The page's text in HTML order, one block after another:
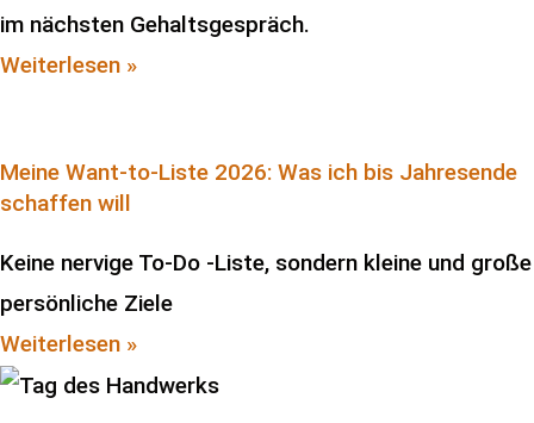
im nächsten Gehaltsgespräch.
Weiterlesen »
Meine Want-to-Liste 2026: Was ich bis Jahresende
schaffen will
Keine nervige To-Do -Liste, sondern kleine und große
persönliche Ziele
Weiterlesen »